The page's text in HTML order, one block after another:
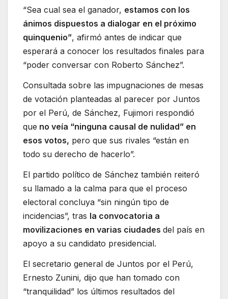
“Sea cual sea el ganador, estamos con los
ánimos dispuestos a dialogar en el próximo
quinquenio”, afirmó antes de indicar que
esperará a conocer los resultados finales para
“poder conversar con Roberto Sánchez”.
Consultada sobre las impugnaciones de mesas
de votación planteadas al parecer por Juntos
por el Perú, de Sánchez, Fujimori respondió
que no veía “ninguna causal de nulidad” en
esos votos, pero que sus rivales “están en
todo su derecho de hacerlo”.
El partido político de Sánchez también reiteró
su llamado a la calma para que el proceso
electoral concluya “sin ningún tipo de
incidencias”, tras la convocatoria a
movilizaciones en varias ciudades del país en
apoyo a su candidato presidencial.
El secretario general de Juntos por el Perú,
Ernesto Zunini, dijo que han tomado con
“tranquilidad” los últimos resultados del